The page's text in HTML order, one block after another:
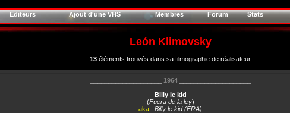
Editeurs Ajout d'une VHS Membres Forum Stats
León Klimovsky
13 éléments trouvés dans sa filmographie de réalisateur
1964____________________
Billy le kid
(Fuera de la ley)
aka : Billy le kid (FRA)